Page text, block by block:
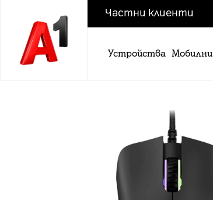
Частни клиенти
Устройства Мобилни